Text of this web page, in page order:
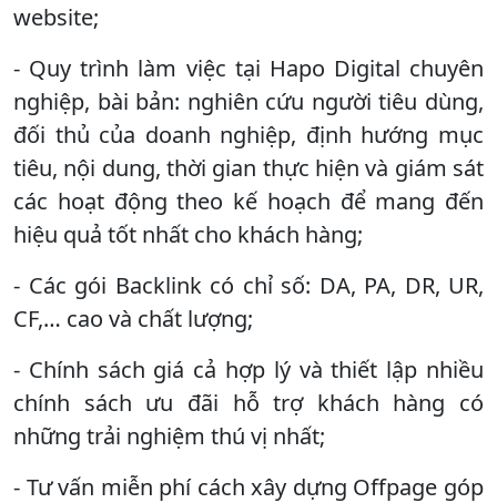
website;
- Quy trình làm việc tại Hapo Digital chuyên
nghiệp, bài bản: nghiên cứu người tiêu dùng,
đối thủ của doanh nghiệp, định hướng mục
tiêu, nội dung, thời gian thực hiện và giám sát
các hoạt động theo kế hoạch để mang đến
hiệu quả tốt nhất cho khách hàng;
- Các gói Backlink có chỉ số: DA, PA, DR, UR,
CF,… cao và chất lượng;
- Chính sách giá cả hợp lý và thiết lập nhiều
chính sách ưu đãi hỗ trợ khách hàng có
những trải nghiệm thú vị nhất;
- Tư vấn miễn phí cách xây dựng Offpage góp